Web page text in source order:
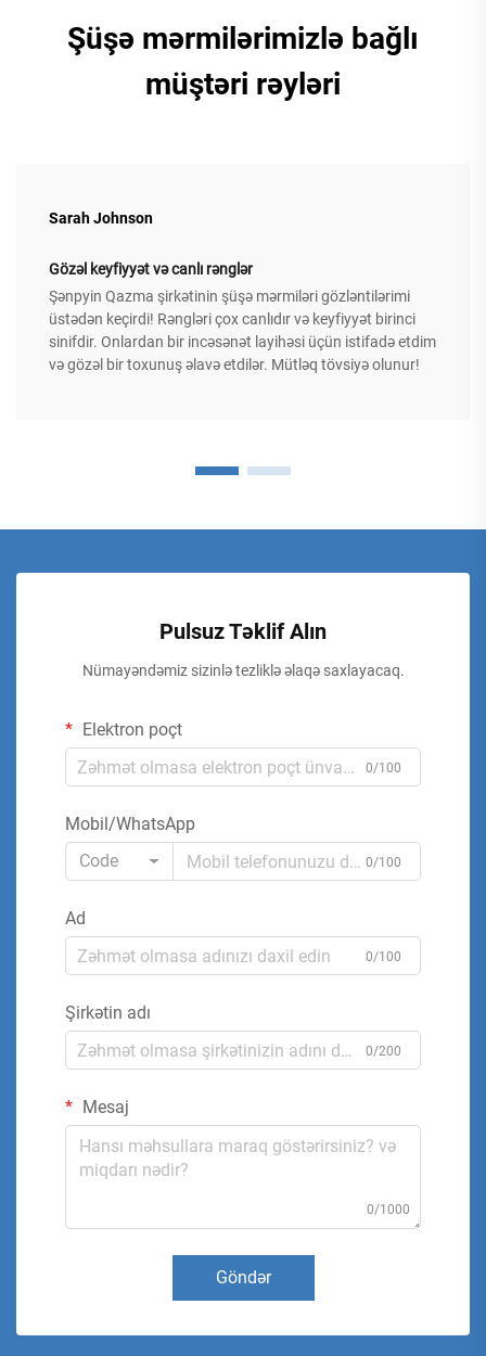
Şüşə mərmilərimizlə bağlı
müştəri rəyləri
Sarah Johnson
Gözəl keyfiyyət və canlı rənglər
Şənpyin Qazma şirkətinin şüşə mərmiləri gözləntilərimi
üstədən keçirdi! Rəngləri çox canlıdır və keyfiyyət birinci
sinifdir. Onlardan bir incəsənət layihəsi üçün istifadə etdim
və gözəl bir toxunuş əlavə etdilər. Mütləq tövsiyə olunur!
Pulsuz Təklif Alın
Nümayəndəmiz sizinlə tezliklə əlaqə saxlayacaq.
Elektron poçt
0/100
Mobil/WhatsApp
Code
0/100
Ad
0/100
Şirkətin adı
0/200
Mesaj
0/1000
Göndər